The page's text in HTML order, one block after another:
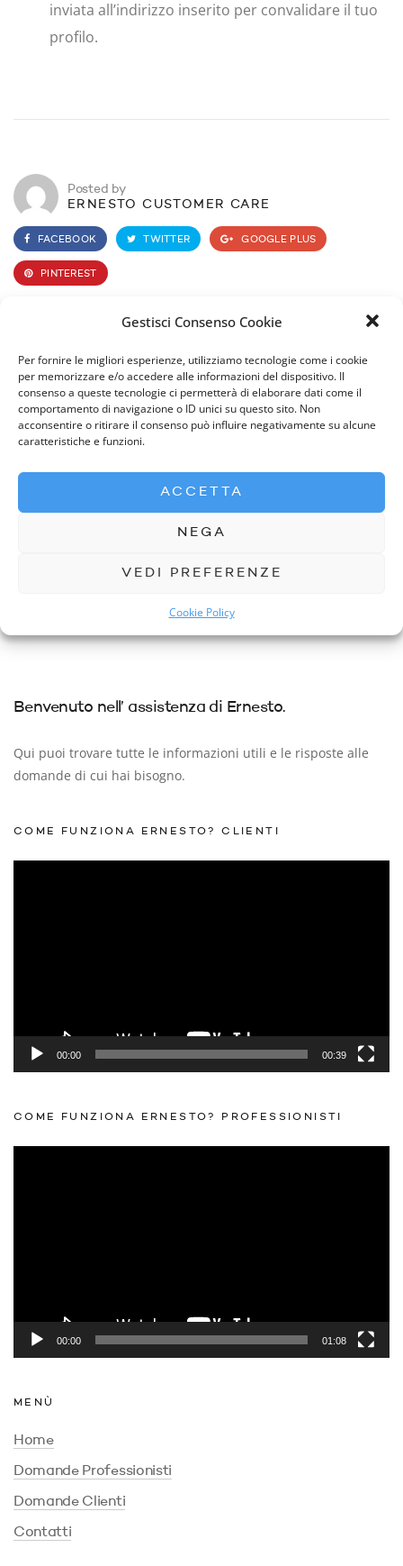
Gestisci Consenso Cookie
Per fornire le migliori esperienze, utilizziamo tecnologie come i cookie
per memorizzare e/o accedere alle informazioni del dispositivo. Il
consenso a queste tecnologie ci permetterà di elaborare dati come il
comportamento di navigazione o ID unici su questo sito. Non
acconsentire o ritirare il consenso può influire negativamente su alcune
caratteristiche e funzioni.
ACCETTA
NEGA
VEDI PREFERENZE
Cookie Policy
inviata all’indirizzo inserito per convalidare il tuo
profilo.
Posted by
ERNESTO CUSTOMER CARE
FACEBOOK TWITTER GOOGLE PLUS
PINTEREST
PREVIOUS READING
Se la mia professione non è
posso iscrivermi?
NEXT READING
Benvenuto nell’ assistenza di Ernesto.
Qui puoi trovare tutte le informazioni utili e le risposte alle
domande di cui hai bisogno.
COME FUNZIONA ERNESTO? CLIENTI
00:00 00:39
COME FUNZIONA ERNESTO? PROFESSIONISTI
00:00 01:08
MENÙ
Home
Domande Professionisti
Domande Clienti
Contatti